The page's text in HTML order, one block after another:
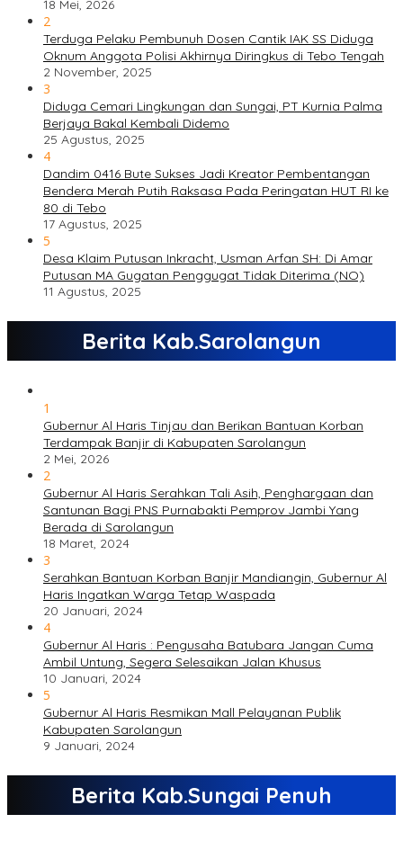
18 Mei, 2026
2
Terduga Pelaku Pembunuh Dosen Cantik IAK SS Diduga
Oknum Anggota Polisi Akhirnya Diringkus di Tebo Tengah
2 November, 2025
3
Diduga Cemari Lingkungan dan Sungai, PT Kurnia Palma
Berjaya Bakal Kembali Didemo
25 Agustus, 2025
4
Dandim 0416 Bute Sukses Jadi Kreator Pembentangan
Bendera Merah Putih Raksasa Pada Peringatan HUT RI ke
80 di Tebo
17 Agustus, 2025
5
Desa Klaim Putusan Inkracht, Usman Arfan SH: Di Amar
Putusan MA Gugatan Penggugat Tidak Diterima (NO)
11 Agustus, 2025
Berita Kab.Sarolangun
1
Gubernur Al Haris Tinjau dan Berikan Bantuan Korban
Terdampak Banjir di Kabupaten Sarolangun
2 Mei, 2026
2
Gubernur Al Haris Serahkan Tali Asih, Penghargaan dan
Santunan Bagi PNS Purnabakti Pemprov Jambi Yang
Berada di Sarolangun
18 Maret, 2024
3
Serahkan Bantuan Korban Banjir Mandiangin, Gubernur Al
Haris Ingatkan Warga Tetap Waspada
20 Januari, 2024
4
Gubernur Al Haris : Pengusaha Batubara Jangan Cuma
Ambil Untung, Segera Selesaikan Jalan Khusus
10 Januari, 2024
5
Gubernur Al Haris Resmikan Mall Pelayanan Publik
Kabupaten Sarolangun
9 Januari, 2024
Berita Kab.Sungai Penuh